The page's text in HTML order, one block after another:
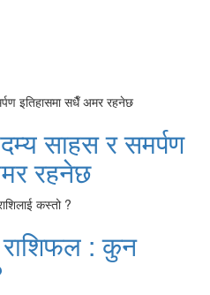
साहस र समर्पण
रहनेछ
: कुन